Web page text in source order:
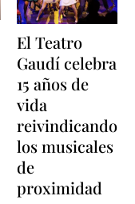
El Teatro
Gaudí celebra
15 años de
vida
reivindicando
los musicales
de
proximidad